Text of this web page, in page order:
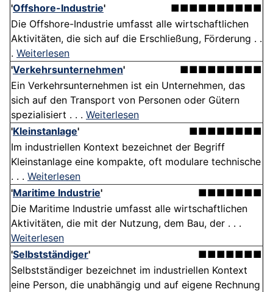
'Offshore-Industrie'
■■■■■■■■■■
Die Offshore-Industrie umfasst alle wirtschaftlichen
Aktivitäten, die sich auf die Erschließung, Förderung . .
. Weiterlesen
'Verkehrsunternehmen'
■■■■■■■■■
Ein Verkehrsunternehmen ist ein Unternehmen, das
sich auf den Transport von Personen oder Gütern
spezialisiert . . . Weiterlesen
'Kleinstanlage'
■■■■■■■■
Im industriellen Kontext bezeichnet der Begriff
Kleinstanlage eine kompakte, oft modulare technische
. . . Weiterlesen
'Maritime Industrie'
■■■■■■■
Die Maritime Industrie umfasst alle wirtschaftlichen
Aktivitäten, die mit der Nutzung, dem Bau, der . . .
Weiterlesen
'Selbstständiger'
■■■■■■■
Selbstständiger bezeichnet im industriellen Kontext
eine Person, die unabhängig und auf eigene Rechnung